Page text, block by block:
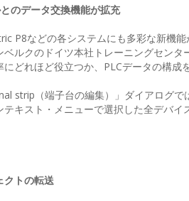
のデータ交換機能が拡充
P8などの各システムにも多彩な新機
ベルクのドイツ本社トレーニングセン
にどれほど役立つか、PLCデータの構
strip（端子台の編集）」ダイアログ
テキスト・メニューで選択した全デバ
クトの転送